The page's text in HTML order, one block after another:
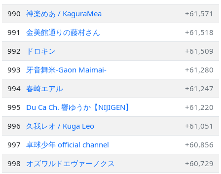
990
神楽めあ / KaguraMea
+61,571
991
金美館通りの藤村さん
+61,518
992
ドロキン
+61,509
993
牙音舞米-Gaon Maimai-
+61,280
994 春崎エアル
+61,247
995
Du Ca Ch. 響ゆうか【NIJIGEN】
+61,220
996
久我レオ / Kuga Leo
+61,051
997
卓球少年 official channel
+60,856
998
オズワルドエヴァーノクス
+60,729